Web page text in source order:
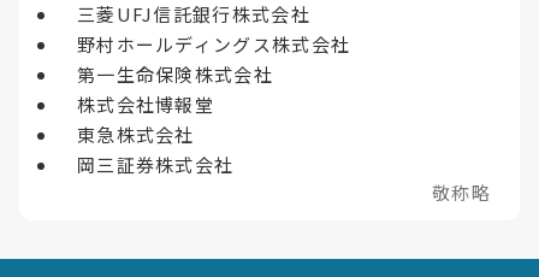
三菱UFJ信託銀行株式会社
野村ホールディングス株式会社
第一生命保険株式会社
株式会社博報堂
東急株式会社
岡三証券株式会社
敬称略